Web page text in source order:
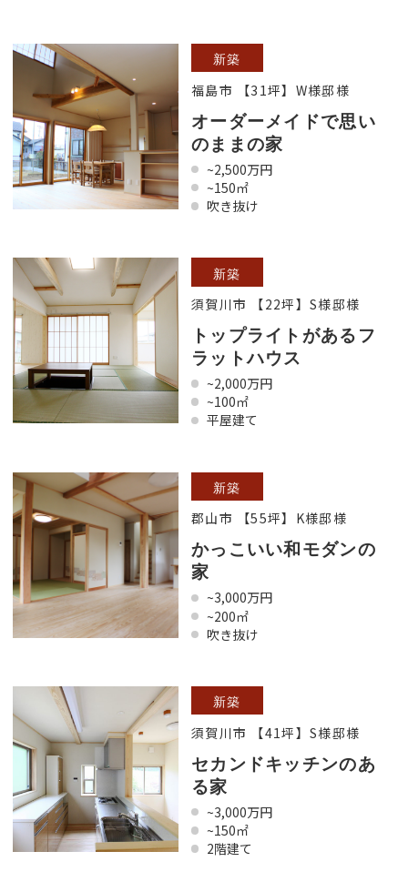
新築
福島市 【31坪】W様邸様
オーダーメイドで思い
のままの家
~2,500万円
~150㎡
吹き抜け
新築
須賀川市 【22坪】S様邸様
トップライトがあるフ
ラットハウス
~2,000万円
~100㎡
平屋建て
新築
郡山市 【55坪】K様邸様
かっこいい和モダンの
家
~3,000万円
~200㎡
吹き抜け
新築
須賀川市 【41坪】S様邸様
セカンドキッチンのあ
る家
~3,000万円
~150㎡
2階建て